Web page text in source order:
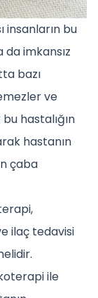
insanların bu
da imkansız
bazı
ve
hastalığın
hastanın
çaba
ilaç tedavisi
ile